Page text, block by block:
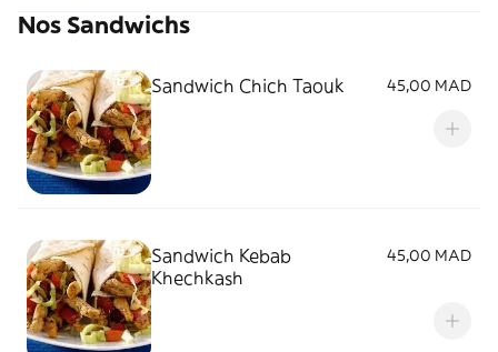
Nos Sandwichs
Sandwich Chich Taouk 45,00 MAD
Sandwich Kebab
Khechkash
45,00 MAD